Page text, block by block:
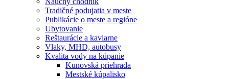
Tradičné podujatia v meste
Publikácie o meste a regióne
Ubytovanie
Reštaurácie a kaviarne
Vlaky, MHD, autobusy
Kvalita vody na kúpanie
Kunovská priehrada
Mestské kúpalisko